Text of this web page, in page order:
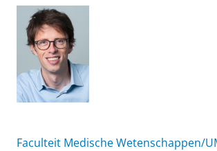
Faculteit Medische Wetenschappen/